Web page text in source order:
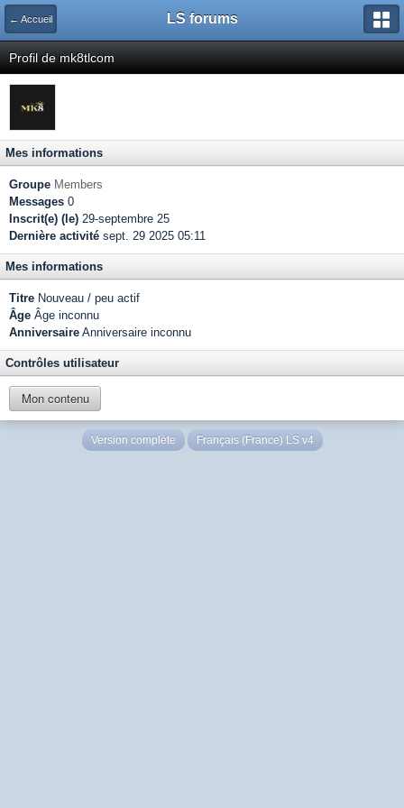
← Accueil LS forums
Profil de mk8tlcom
Mes informations
Groupe Members
Messages 0
Inscrit(e) (le) 29-septembre 25
Dernière activité sept. 29 2025 05:11
Mes informations
Titre Nouveau / peu actif
Âge Âge inconnu
Anniversaire Anniversaire inconnu
Contrôles utilisateur
Mon contenu
Version complète Français (France) LS v4